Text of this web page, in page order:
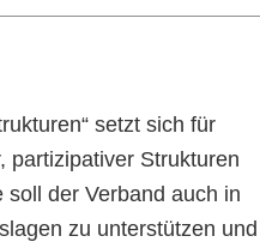
setzt sich für
partizipativer Strukturen
soll der Verband auch in
zu unterstützen und